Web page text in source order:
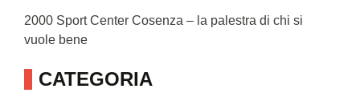
2000 Sport Center Cosenza – la palestra di chi si
vuole bene
CATEGORIA